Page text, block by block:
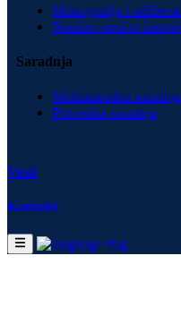
Monografija i
Naučno-stručni
Saradnja
Međunarodna saradnja
Privredna saradnja
Vesti
Kontakt